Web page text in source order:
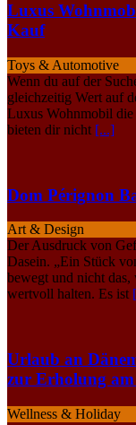
Luxus
Kauf
Toys & Automotive
Wenn du auf der
gleichzeitig Wert auf
Luxus Wohnmobil die
bieten dir nicht [...]
Dom Pérignon
Art & Design
Der Ausdruck von
Dasein. „Ein Stück
bewegt und nicht das,
wertvoll halten. Es ist
Urlaub an
zur Erholung
Wellness & Holiday